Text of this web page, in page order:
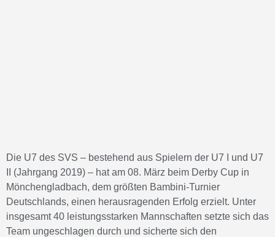
Die U7 des SVS – bestehend aus Spielern der U7 I und U7
II (Jahrgang 2019) – hat am 08. März beim Derby Cup in
Mönchengladbach, dem größten Bambini‑Turnier
Deutschlands, einen herausragenden Erfolg erzielt. Unter
insgesamt 40 leistungsstarken Mannschaften setzte sich das
Team ungeschlagen durch und sicherte sich den